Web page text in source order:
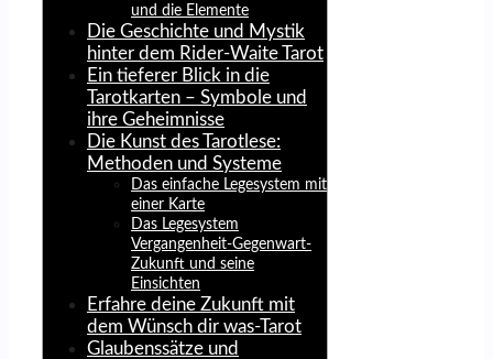
und die Elemente
Die Geschichte und Mystik
hinter dem Rider-Waite Tarot
Ein tieferer Blick in die
Tarotkarten – Symbole und
ihre Geheimnisse
Die Kunst des Tarotlese:
Methoden und Systeme
Das einfache Legesystem mit
einer Karte
Das Legesystem
Vergangenheit-Gegenwart-
Zukunft und seine
Einsichten
Erfahre deine Zukunft mit
dem Wünsch dir was-Tarot
Glaubenssätze und